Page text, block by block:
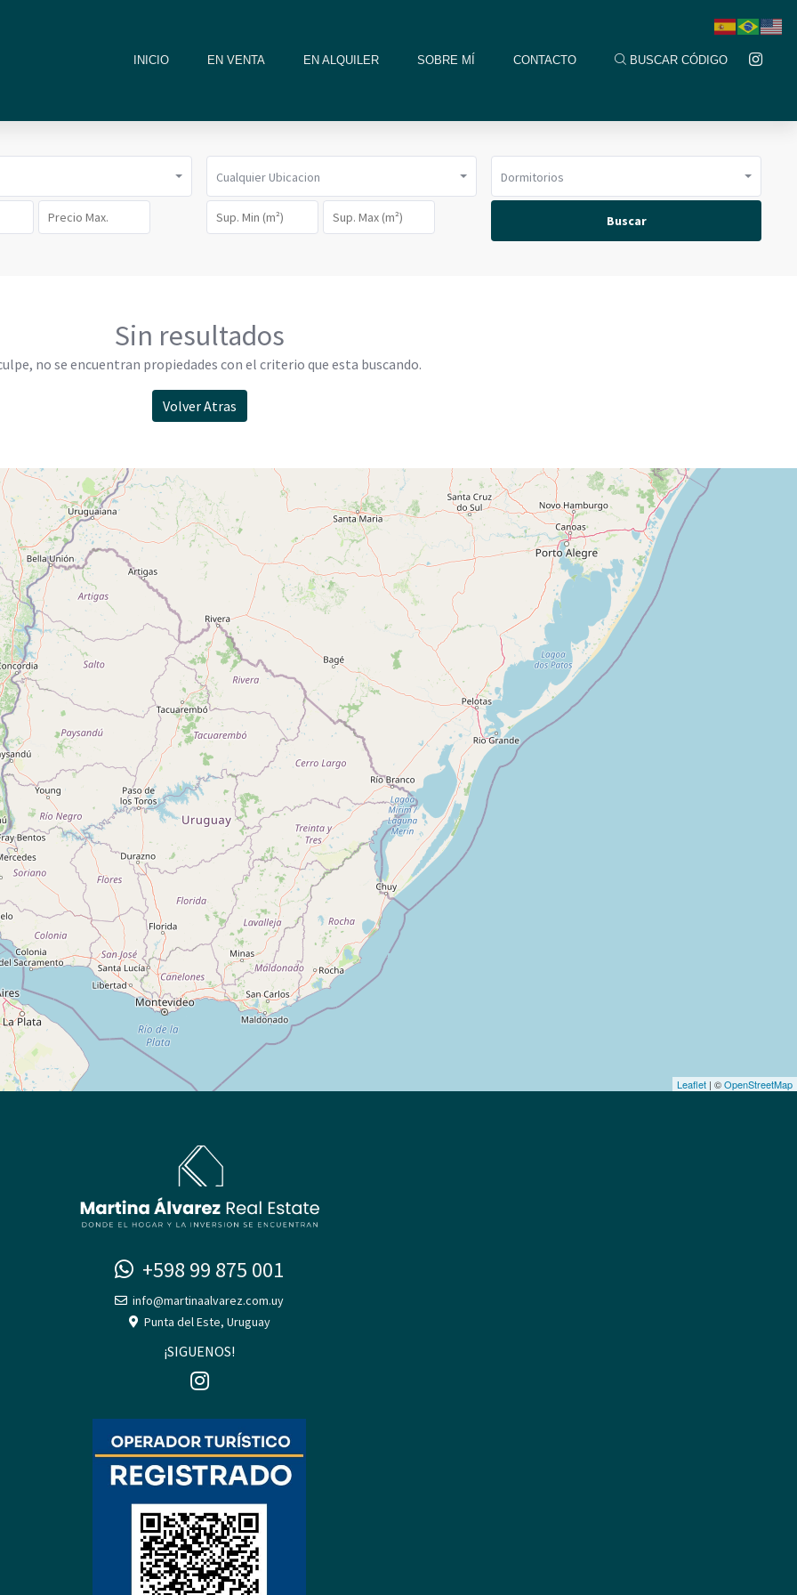
INICIO EN VENTA EN ALQUILER SOBRE MÍ CONTACTO BUSCAR CÓDIGO
Cualquier Ubicacion Dormitorios
Buscar
Sin resultados
no se encuentran propiedades con el criterio que esta buscando.
Volver Atras
Leaflet | ©OpenStreetMap
+598 99 875 001
info@martinaalvarez.com.uy
Punta del Este, Uruguay
¡SIGUENOS!